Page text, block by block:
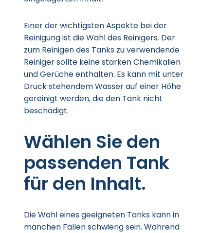
Einer der wichtigsten Aspekte bei der
Reinigung ist die Wahl des Reinigers. Der
zum Reinigen des Tanks zu verwendende
Reiniger sollte keine starken Chemikalien
und Gerüche enthalten. Es kann mit unter
Druck stehendem Wasser auf einer Höhe
gereinigt werden, die den Tank nicht
beschädigt.
Wählen Sie den
passenden Tank
für den Inhalt.
Die Wahl eines geeigneten Tanks kann in
manchen Fällen schwierig sein. Während